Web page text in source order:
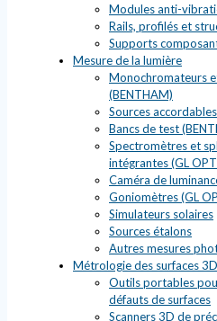
Modules anti-
Rails, profilés et
Supports
Mesure de la lumière
Monochromateurs
(BENTHAM)
Sources
Bancs de test
Spectromètres et
intégrantes (GL
Caméra de
Goniomètres (GL
Simulateurs solaires
Sources étalons
Autres mesures
Métrologie des surfaces 3D
Outils portables
défauts de surfaces
Scanners 3D de